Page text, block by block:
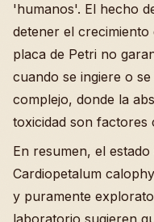
'humanos'. El hecho
detener el
placa de Petri no
cuando se ingiere o
complejo, donde la
toxicidad son factores
En resumen, el
Cardiopetalum
y puramente